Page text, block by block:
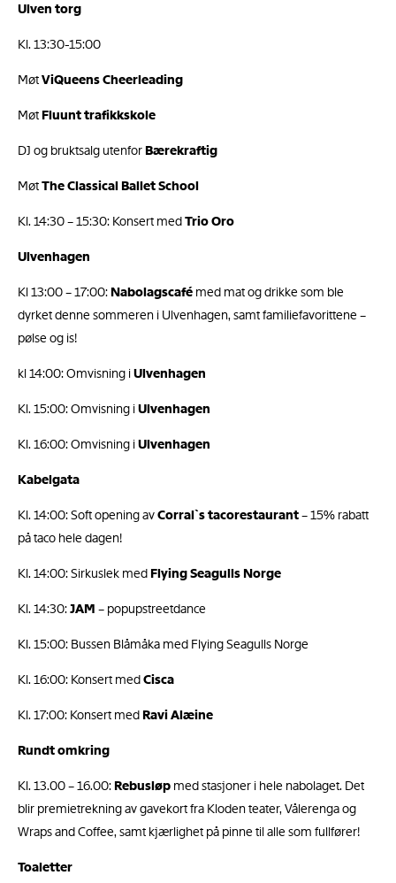
Ulven torg
Kl. 13:30-15:00
MøtViQueens Cheerleading
Møt Fluunt trafikkskole
DJ og bruktsalg utenfor Bærekraftig
MøtThe Classical Ballet School
Kl. 14:30 – 15:30: Konsert medTrio Oro
Ulvenhagen
Kl 13:00 – 17:00: Nabolagscafé med mat og drikke som ble
dyrket denne sommeren i Ulvenhagen, samt familiefavorittene –
pølse og is!
kl 14:00: Omvisning iUlvenhagen
Kl. 15:00: Omvisning iUlvenhagen
Kl. 16:00: Omvisning iUlvenhagen
Kabelgata
Kl. 14:00: Soft opening avCorral`s tacorestaurant– 15% rabatt
på taco hele dagen!
Kl. 14:00: Sirkuslek med Flying Seagulls Norge
Kl. 14:30:JAM – popupstreetdance
Kl. 15:00: Bussen Blåmåka med Flying Seagulls Norge
Kl. 16:00: Konsert medCisca
Kl. 17:00: Konsert med Ravi Alæine
Rundt omkring
Kl. 13.00 – 16.00: Rebusløp med stasjoner i hele nabolaget. Det
blir premietrekning av gavekort fra Kloden teater, Vålerenga og
Wraps and Coffee, samt kjærlighet på pinne til alle som fullfører!
Toaletter